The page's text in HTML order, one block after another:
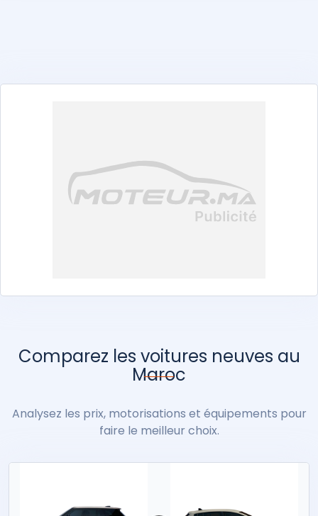
Suzuki Vespa
Comparez les voitures neuves au
Maroc
Analysez les prix, motorisations et équipements pour
faire le meilleur choix.